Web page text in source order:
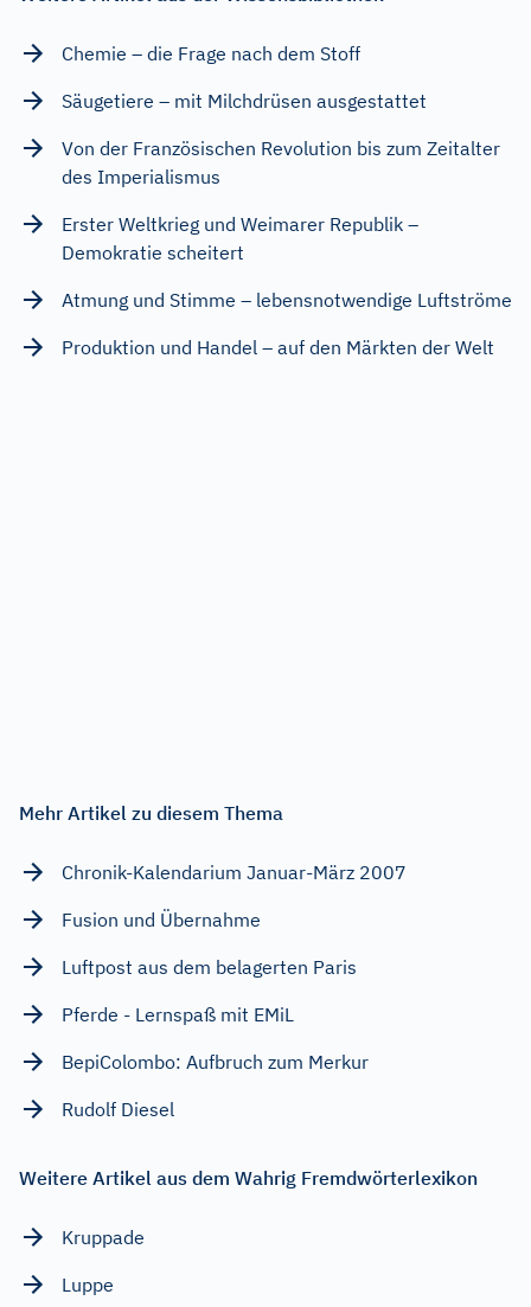
Chemie – die Frage nach dem Stoff
Säugetiere – mit Milchdrüsen ausgestattet
Von der Französischen Revolution bis zum Zeitalter
des Imperialismus
Erster Weltkrieg und Weimarer Republik –
Demokratie scheitert
Atmung und Stimme – lebensnotwendige Luftströme
Produktion und Handel – auf den Märkten der Welt
Mehr Artikel zu diesem Thema
Chronik-Kalendarium Januar-März 2007
Fusion und Übernahme
Luftpost aus dem belagerten Paris
Pferde - Lernspaß mit EMiL
BepiColombo: Aufbruch zum Merkur
Rudolf Diesel
Weitere Artikel aus dem Wahrig Fremdwörterlexikon
Kruppade
Luppe